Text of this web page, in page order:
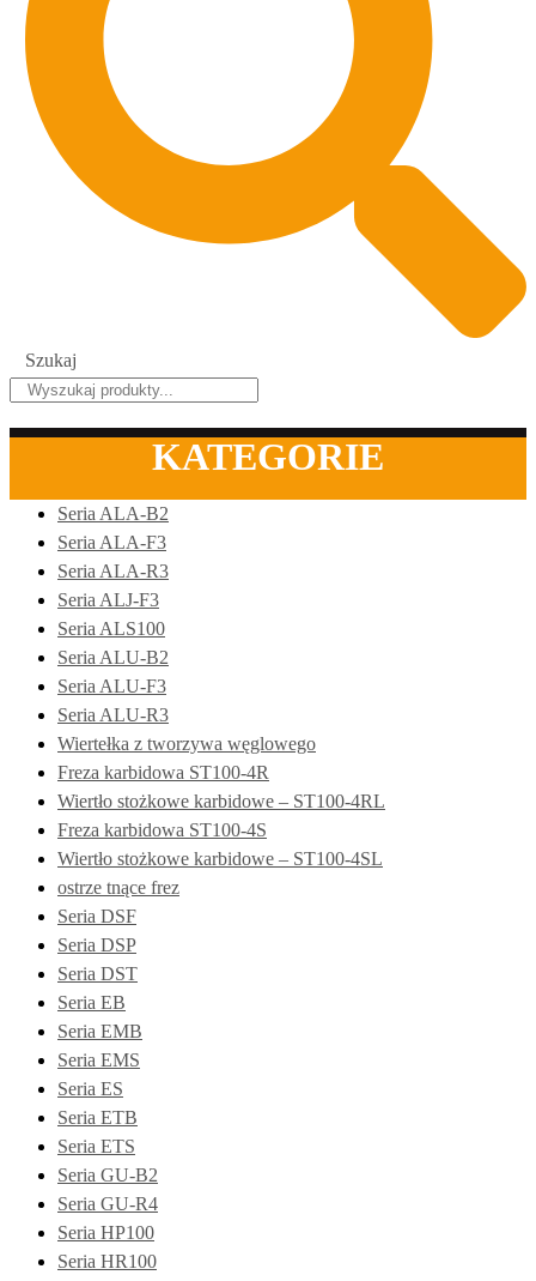
Szukaj
KATEGORIE
Seria ALA-B2
Seria ALA-F3
Seria ALA-R3
Seria ALJ-F3
Seria ALS100
Seria ALU-B2
Seria ALU-F3
Seria ALU-R3
Wiertełka z tworzywa węglowego
Freza karbidowa ST100-4R
Wiertło stożkowe karbidowe – ST100-4RL
Freza karbidowa ST100-4S
Wiertło stożkowe karbidowe – ST100-4SL
ostrze tnące frez
Seria DSF
Seria DSP
Seria DST
Seria EB
Seria EMB
Seria EMS
Seria ES
Seria ETB
Seria ETS
Seria GU-B2
Seria GU-R4
Seria HP100
Seria HR100